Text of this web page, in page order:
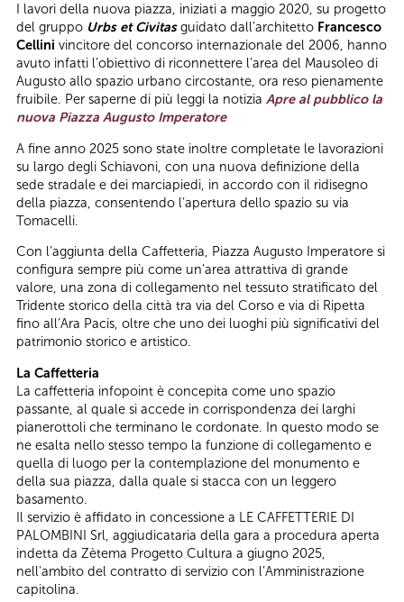
I lavori della nuova piazza, iniziati a maggio 2020, su progetto
del gruppo Urbs et Civitasguidato dall’architetto Francesco
Cellini vincitore del concorso internazionale del 2006, hanno
avuto infatti l’obiettivo di riconnettere l’area del Mausoleo di
Augusto allo spazio urbano circostante, ora reso pienamente
fruibile. Per saperne di più leggi la notizia Apre al pubblico la
nuova Piazza Augusto Imperatore
A fine anno 2025 sono state inoltre completate le lavorazioni
su largo degli Schiavoni, con una nuova definizione della
sede stradale e dei marciapiedi, in accordo con il ridisegno
della piazza, consentendo l’apertura dello spazio su via
Tomacelli.
Con l’aggiunta della Caffetteria, Piazza Augusto Imperatore si
configura sempre più come un’area attrattiva di grande
valore, una zona di collegamento nel tessuto stratificato del
Tridente storico della città tra via del Corso e via di Ripetta
fino all’Ara Pacis, oltre che uno dei luoghi più significativi del
patrimonio storico e artistico.
La Caffetteria
La caffetteria infopoint è concepita come uno spazio
passante, al quale si accede in corrispondenza dei larghi
pianerottoli che terminano le cordonate. In questo modo se
ne esalta nello stesso tempo la funzione di collegamento e
quella di luogo per la contemplazione del monumento e
della sua piazza, dalla quale si stacca con un leggero
basamento.
Il servizio è affidato in concessione a LE CAFFETTERIE DI
PALOMBINI Srl, aggiudicataria della gara a procedura aperta
indetta da Zètema Progetto Cultura a giugno 2025,
nell'ambito del contratto di servizio con l’Amministrazione
capitolina.